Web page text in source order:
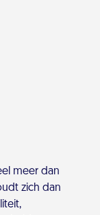
meer dan
zich dan